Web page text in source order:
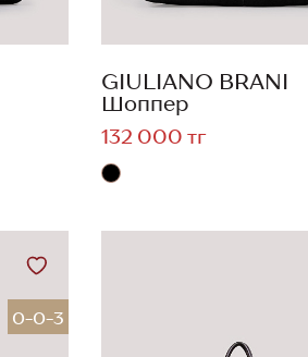
GIULIANO BRANI
Шоппер
132 000 тг
0-0-3